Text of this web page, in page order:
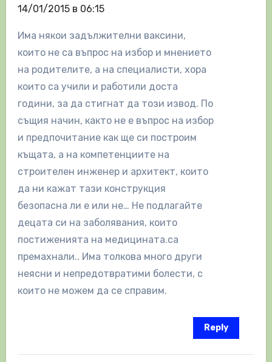
14/01/2015 в 06:15
Има някои задължителни ваксини,
които не са въпрос на избор и мнението
на родителите, а на специалисти, хора
които са учили и работили доста
години, за да стигнат да този извод. По
същия начин, както не е въпрос на избор
и предпочитание как ще си построим
къщата, а на компетенциите на
строителен инженер и архитект, които
да ни кажат тази конструкция
безопасна ли е или не… Не подлагайте
децата си на заболявания, които
постиженията на медицината.са
премахнали.. Има толкова много други
неясни и непредотвратими болести, с
които не можем да се справим.
Reply